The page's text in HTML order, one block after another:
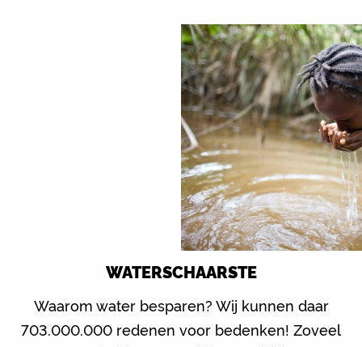
WATERSCHAARSTE
Waarom water besparen? Wij kunnen daar
703.000.000 redenen voor bedenken! Zoveel